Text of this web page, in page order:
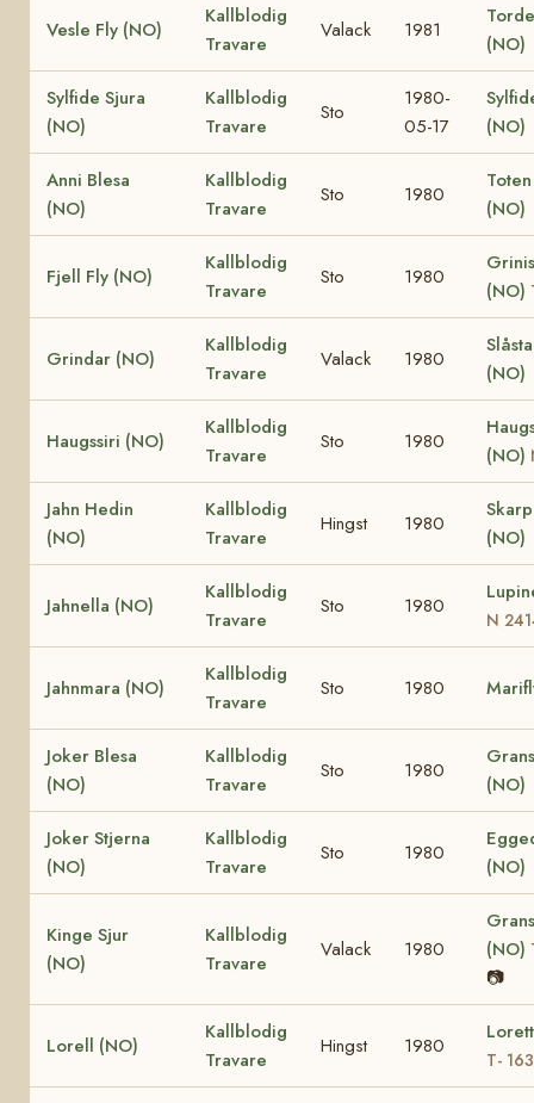
Vesle Fly (NO)
Kallblodig
Travare
Valack 1981
(NO)
Sylfide Sjura
(NO)
Kallblodig
Travare
Sto
1980-
05-17
(NO)
Anni Blesa
(NO)
Kallblodig
Travare
Sto 1980
(NO)
Fjell Fly (NO)
Kallblodig
Travare
Sto 1980
(NO)
Grindar (NO)
Kallblodig
Travare
Valack 1980
(NO)
Haugssiri (NO)
Kallblodig
Travare
Sto 1980
(NO)
Jahn Hedin
(NO)
Kallblodig
Travare
Hingst 1980
(NO)
Jahnella (NO)
Kallblodig
Travare
Sto 1980
N
Jahnmara (NO)
Kallblodig
Travare
Sto 1980
Joker Blesa
(NO)
Kallblodig
Travare
Sto 1980
(NO)
Joker Stjerna
(NO)
Kallblodig
Travare
Sto 1980
(NO)
Kinge Sjur
(NO)
Kallblodig
Travare
Valack 1980
(NO)
📷
Lorell (NO)
Kallblodig
Travare
Hingst 1980
T-